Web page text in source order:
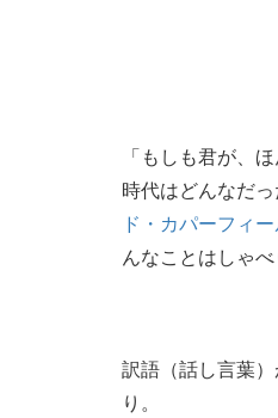
「もしも君が、
時代はどんなだ
ド・カパーフィー
んなことはしゃべ
訳語（話し言葉
り。